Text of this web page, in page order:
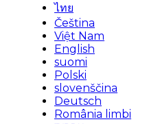
ไทย
Čeština
Việt Nam
English
suomi
Polski
slovenščina
Deutsch
România limbi